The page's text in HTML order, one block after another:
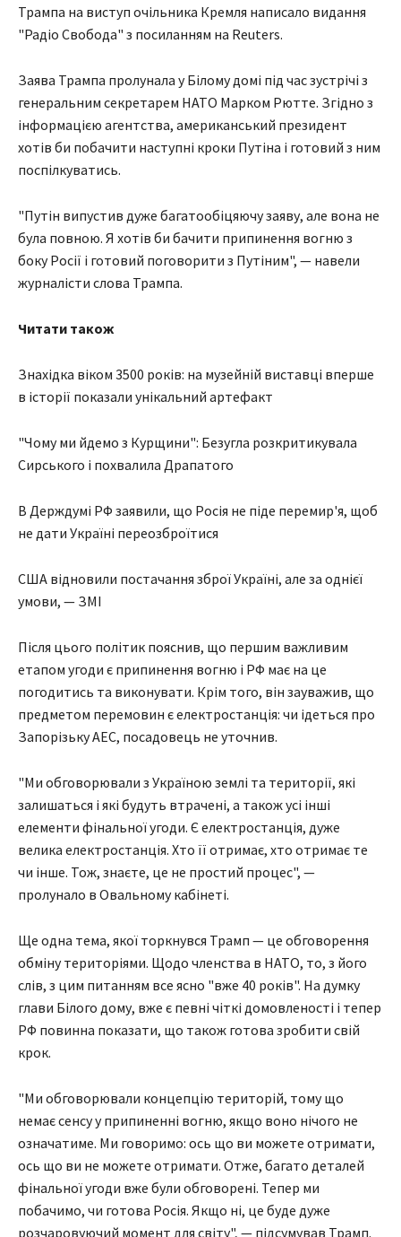
Трампа на виступ очільника Кремля написало видання
"Радіо Свобода" з посиланням на Reuters.
Заява Трампа пролунала у Білому домі під час зустрічі з
генеральним секретарем НАТО Марком Рютте. Згідно з
інформацією агентства, американський президент
хотів би побачити наступні кроки Путіна і готовий з ним
поспілкуватись.
"Путін випустив дуже багатообіцяючу заяву, але вона не
була повною. Я хотів би бачити припинення вогню з
боку Росії і готовий поговорити з Путіним", — навели
журналісти слова Трампа.
Читати також
Знахідка віком 3500 років: на музейній виставці вперше
в історії показали унікальний артефакт
"Чому ми йдемо з Курщини": Безугла розкритикувала
Сирського і похвалила Драпатого
В Держдумі РФ заявили, що Росія не піде перемир'я, щоб
не дати Україні переозброїтися
США відновили постачання зброї Україні, але за однієї
умови, — ЗМІ
Після цього політик пояснив, що першим важливим
етапом угоди є припинення вогню і РФ має на це
погодитись та виконувати. Крім того, він зауважив, що
предметом перемовин є електростанція: чи ідеться про
Запорізьку АЕС, посадовець не уточнив.
"Ми обговорювали з Україною землі та території, які
залишаться і які будуть втрачені, а також усі інші
елементи фінальної угоди. Є електростанція, дуже
велика електростанція. Хто її отримає, хто отримає те
чи інше. Тож, знаєте, це не простий процес", —
пролунало в Овальному кабінеті.
Ще одна тема, якої торкнувся Трамп — це обговорення
обміну територіями. Щодо членства в НАТО, то, з його
слів, з цим питанням все ясно "вже 40 років". На думку
глави Білого дому, вже є певні чіткі домовленості і тепер
РФ повинна показати, що також готова зробити свій
крок.
"Ми обговорювали концепцію територій, тому що
немає сенсу у припиненні вогню, якщо воно нічого не
означатиме. Ми говоримо: ось що ви можете отримати,
ось що ви не можете отримати. Отже, багато деталей
фінальної угоди вже були обговорені. Тепер ми
побачимо, чи готова Росія. Якщо ні, це буде дуже
розчаровуючий момент для світу", — підсумував Трамп.